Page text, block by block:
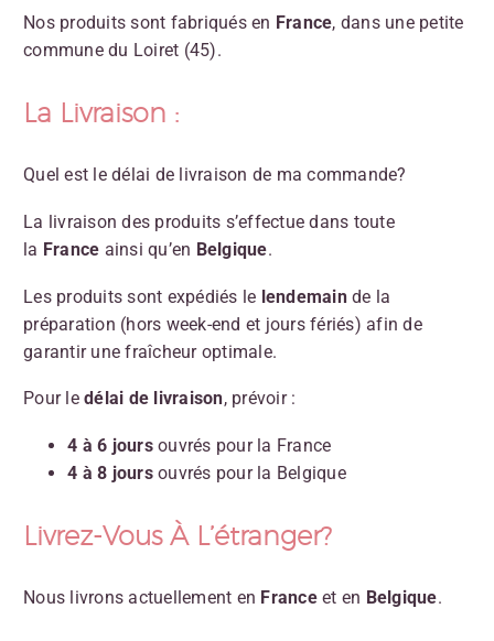
Nos produits sont fabriqués en France, dans une petite
commune du Loiret (45).
La Livraison :
Quel est le délai de livraison de ma commande?
La livraison des produits s’effectue dans toute
la France ainsi qu’en Belgique.
Les produits sont expédiés le lendemain de la
préparation (hors week-end et jours fériés) afin de
garantir une fraîcheur optimale.
Pour le délai de livraison, prévoir :
4 à 6 jours ouvrés pour la France
4 à 8 jours ouvrés pour la Belgique
Livrez-Vous À L’étranger?
Nous livrons actuellement en Franceet en Belgique.